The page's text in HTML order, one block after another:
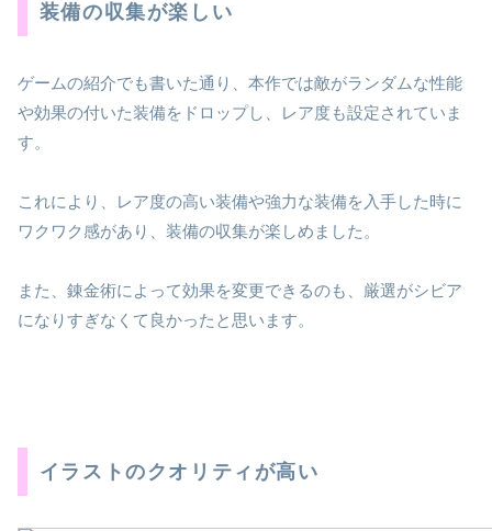
装備の収集が楽しい
ゲームの紹介でも書いた通り、本作では敵がランダムな性能
や効果の付いた装備をドロップし、レア度も設定されていま
す。
これにより、レア度の高い装備や強力な装備を入手した時に
ワクワク感があり、装備の収集が楽しめました。
また、錬金術によって効果を変更できるのも、厳選がシビア
になりすぎなくて良かったと思います。
イラストのクオリティが高い